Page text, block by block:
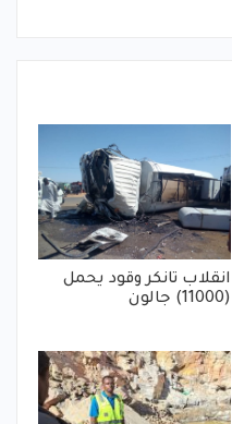
انقلاب تانكر وقود يحمل
(11000) جالون